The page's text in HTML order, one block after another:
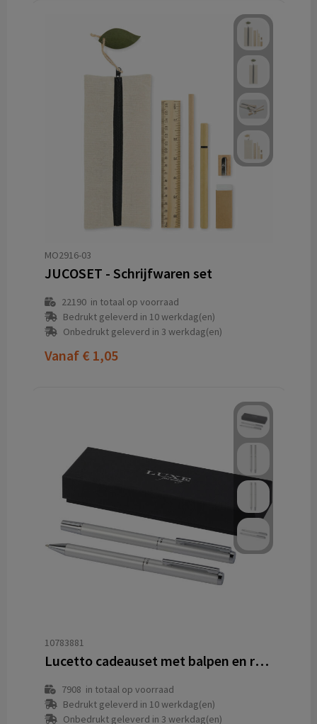
MO2916-03
JUCOSET - Schrijfwaren set
22190in totaal op voorraad
Bedrukt geleverd in 10 werkdag(en)
Onbedrukt geleverd in 3 werkdag(en)
Vanaf € 1,05
10783881
Lucetto cadeauset met balpen en rollerbalpen van gerecycled aluminium (zwarte inkt)
7908 in totaal op voorraad
Bedrukt geleverd in 10 werkdag(en)
Onbedrukt geleverd in 3 werkdag(en)